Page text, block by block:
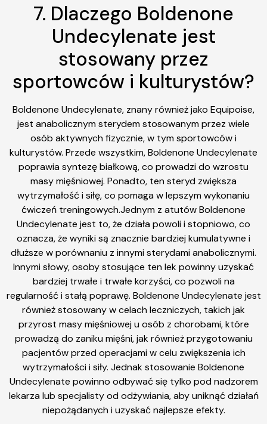
7. Dlaczego Boldenone
Undecylenate jest
stosowany przez
sportowców i kulturystów?
Boldenone Undecylenate, znany również jako Equipoise,
jest anabolicznym sterydem stosowanym przez wiele
osób aktywnych fizycznie, w tym sportowców i
kulturystów. Przede wszystkim, Boldenone Undecylenate
poprawia syntezę białkową, co prowadzi do wzrostu
masy mięśniowej. Ponadto, ten steryd zwiększa
wytrzymałość i siłę, co pomaga w lepszym wykonaniu
ćwiczeń treningowych.Jednym z atutów Boldenone
Undecylenate jest to, że działa powoli i stopniowo, co
oznacza, że wyniki są znacznie bardziej kumulatywne i
dłuższe w porównaniu z innymi sterydami anabolicznymi.
Innymi słowy, osoby stosujące ten lek powinny uzyskać
bardziej trwałe i trwałe korzyści, co pozwoli na
regularność i stałą poprawę. Boldenone Undecylenate jest
również stosowany w celach leczniczych, takich jak
przyrost masy mięśniowej u osób z chorobami, które
prowadzą do zaniku mięśni, jak również przygotowaniu
pacjentów przed operacjami w celu zwiększenia ich
wytrzymałości i siły. Jednak stosowanie Boldenone
Undecylenate powinno odbywać się tylko pod nadzorem
lekarza lub specjalisty od odżywiania, aby uniknąć działań
niepożądanych i uzyskać najlepsze efekty.